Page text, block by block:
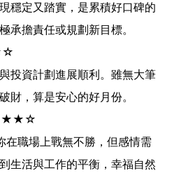
穩定又踏實，是累積好口碑的
承擔責任或規劃新目標。
投資計劃進展順利。雖無大筆
財，算是安心的好月份。
在職場上戰無不勝，但感情需
生活與工作的平衡，幸福自然